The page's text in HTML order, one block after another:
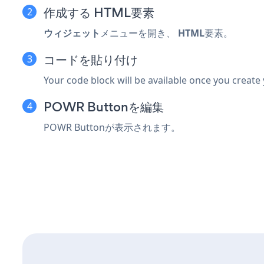
作成する HTML要素
ウィジェットメニューを開き、 HTML要素。
コードを貼り付け
Your code block will be available once you create
POWR Buttonを編集
POWR Buttonが表示されます。